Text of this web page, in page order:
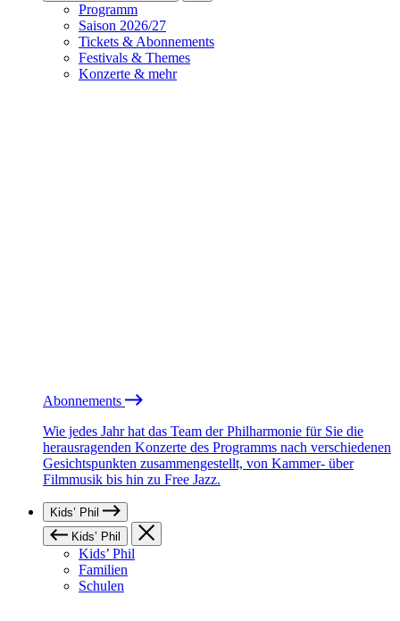
Programm
Saison 2026/27
Tickets & Abonnements
Festivals & Themes
Konzerte & mehr
Abonnements
Wie jedes Jahr hat das Team der Philharmonie für Sie die
herausragenden Konzerte des Programms nach verschiedenen
Gesichtspunkten zusammengestellt, von Kammer- über
Filmmusik bis hin zu Free Jazz.
Kids’ Phil
Kids’ Phil
Kids’ Phil
Familien
Schulen